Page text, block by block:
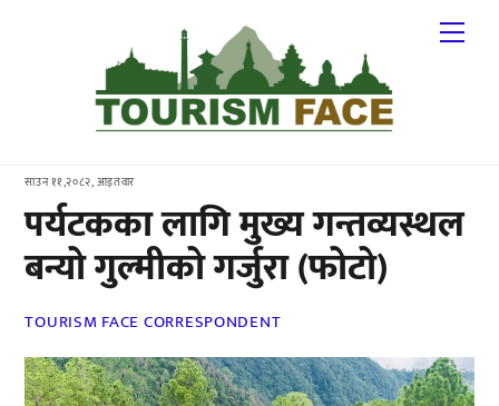
साउन ११,२०८२, आइतवार
पर्यटकका लागि मुख्य गन्तव्यस्थल
बन्यो गुल्मीको गर्जुरा (फोटो)
TOURISM FACE CORRESPONDENT